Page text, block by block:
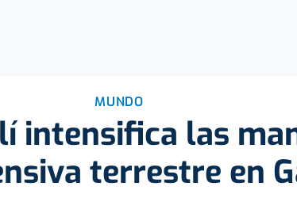
MUNDO
intensifica las
terrestre en